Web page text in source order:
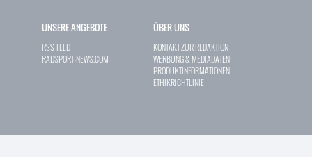
UNSERE ANGEBOTE
RSS-FEED
RADSPORT-NEWS.COM
ÜBER UNS
KONTAKT ZUR REDAKTION
WERBUNG & MEDIADATEN
PRODUKTINFORMATIONEN
ETHIKRICHTLINIE